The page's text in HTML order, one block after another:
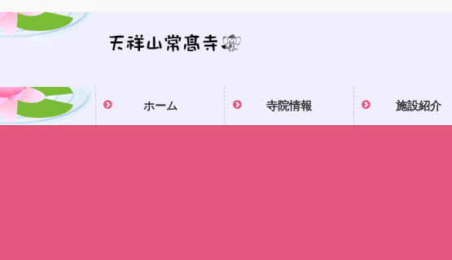
ン
ツ
に
移
ビ
シ
ョ
ン
ホーム 寺院情報 施設紹介